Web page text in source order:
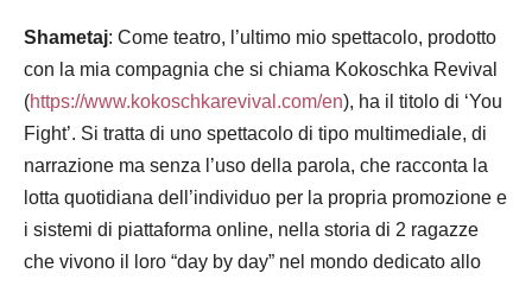
Shametaj: Come teatro, l’ultimo mio spettacolo, prodotto
con la mia compagnia che si chiama Kokoschka Revival
(https://www.kokoschkarevival.com/en), ha il titolo di ‘You
Fight’. Si tratta di uno spettacolo di tipo multimediale, di
narrazione ma senza l’uso della parola, che racconta la
lotta quotidiana dell’individuo per la propria promozione e
i sistemi di piattaforma online, nella storia di 2 ragazze
che vivono il loro “day by day” nel mondo dedicato allo